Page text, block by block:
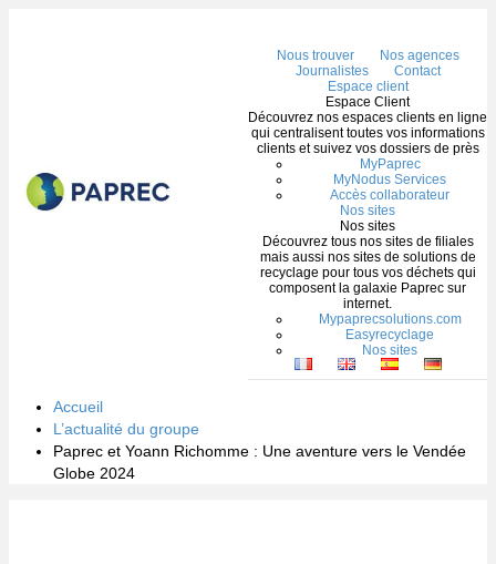
Nous trouver
Nos agences
Journalistes
Contact
Espace client
Espace Client
Découvrez nos espaces clients en ligne
qui centralisent toutes vos informations
clients et suivez vos dossiers de près
MyPaprec
MyNodus Services
Accès collaborateur
Nos sites
Nos sites
Découvrez tous nos sites de filiales
mais aussi nos sites de solutions de
recyclage pour tous vos déchets qui
composent la galaxie Paprec sur
internet.
Mypaprecsolutions.com
Easyrecyclage
Nos sites
Accueil
L’actualité du groupe
Paprec et Yoann Richomme : Une aventure vers le Vendée
Globe 2024